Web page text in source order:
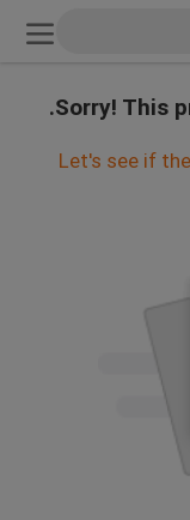
Sorry! This
Let's see if